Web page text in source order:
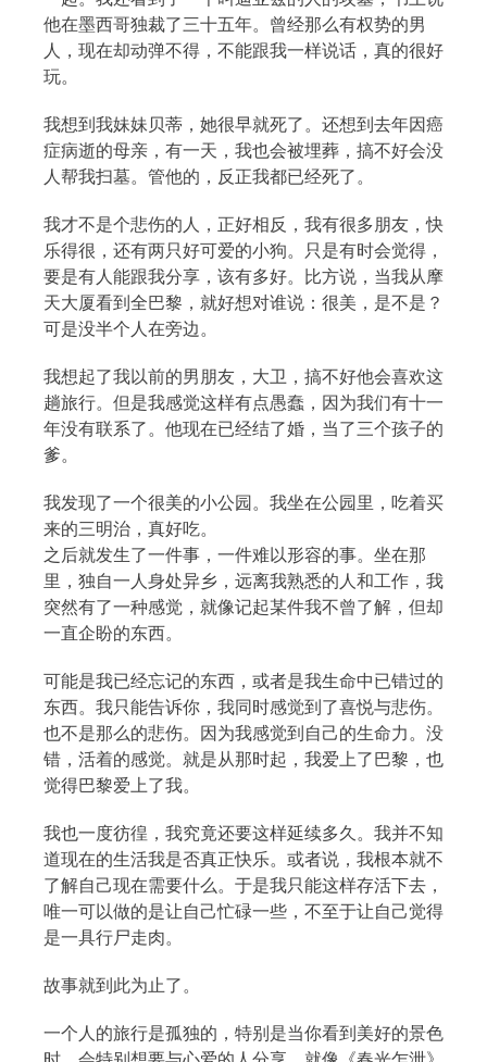
他在墨西哥独裁了三十五年。曾经那么有权势的男
人，现在却动弹不得，不能跟我一样说话，真的很好
玩。
我想到我妹妹贝蒂，她很早就死了。还想到去年因癌
症病逝的母亲，有一天，我也会被埋葬，搞不好会没
人帮我扫墓。管他的，反正我都已经死了。
我才不是个悲伤的人，正好相反，我有很多朋友，快
乐得很，还有两只好可爱的小狗。只是有时会觉得，
要是有人能跟我分享，该有多好。比方说，当我从摩
天大厦看到全巴黎，就好想对谁说：很美，是不是？
可是没半个人在旁边。
我想起了我以前的男朋友，大卫，搞不好他会喜欢这
趟旅行。但是我感觉这样有点愚蠢，因为我们有十一
年没有联系了。他现在已经结了婚，当了三个孩子的
爹。
我发现了一个很美的小公园。我坐在公园里，吃着买
来的三明治，真好吃。
之后就发生了一件事，一件难以形容的事。坐在那
里，独自一人身处异乡，远离我熟悉的人和工作，我
突然有了一种感觉，就像记起某件我不曾了解，但却
一直企盼的东西。
可能是我已经忘记的东西，或者是我生命中已错过的
东西。我只能告诉你，我同时感觉到了喜悦与悲伤。
也不是那么的悲伤。因为我感觉到自己的生命力。没
错，活着的感觉。就是从那时起，我爱上了巴黎，也
觉得巴黎爱上了我。
我也一度彷徨，我究竟还要这样延续多久。我并不知
道现在的生活我是否真正快乐。或者说，我根本就不
了解自己现在需要什么。于是我只能这样存活下去，
唯一可以做的是让自己忙碌一些，不至于让自己觉得
是一具行尸走肉。
故事就到此为止了。
一个人的旅行是孤独的，特别是当你看到美好的景色